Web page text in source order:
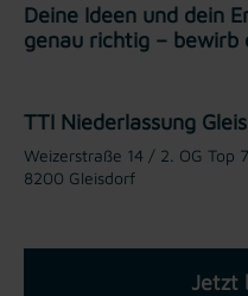
Deine Ideen und dein
genau richtig – bewirb
TTI Niederlassung
Weizerstraße 14 / 2. OG Top 7
8200 Gleisdorf
Jetzt